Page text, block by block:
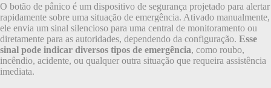
O botão de pânico é um dispositivo de segurança projetado para alertar
rapidamente sobre uma situação de emergência. Ativado manualmente,
ele envia um sinal silencioso para uma central de monitoramento ou
diretamente para as autoridades, dependendo da configuração. Esse
sinal pode indicar diversos tipos de emergência, como roubo,
incêndio, acidente, ou qualquer outra situação que requeira assistência
imediata.